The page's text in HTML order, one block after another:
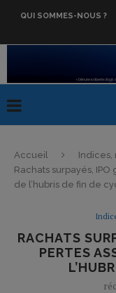
QUI SOMMES-NOUS ?
Accueil
Indices,
Rachats surpayés,
de l’hubris de fin de
RACHATS
PERTES